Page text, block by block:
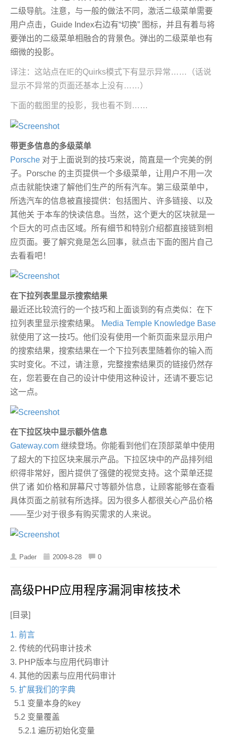
二级导航。注意，与一般的做法不同，激活二级菜单需要
用户点击，Guide Index右边有“切换” 图标，并且有着与将
要弹出的二级菜单相融合的背景色。弹出的二级菜单也有
细微的投影。
译注：这站点在IE的Quirks模式下有显示异常……（话说
显示不异常的页面还基本上没有……）
下面的截图里的投影，我也看不到……
带更多信息的多级菜单
Porsche 对于上面说到的技巧来说，简直是一个完美的例
子。Porsche 的主页提供一个多级菜单，让用户不用一次
点击就能快速了解他们生产的所有汽车。第三级菜单中，
所选汽车的信息被直接提供：包括图片、许多链接、以及
其他关 于本车的快读信息。当然，这个更大的区块就是一
个巨大的可点击区域。所有细节和特别介绍都直接链到相
应页面。要了解究竟是怎么回事，就点击下面的图片自己
去看看吧！
在下拉列表里显示搜索结果
最近还比较流行的一个技巧和上面谈到的有点类似：在下
拉列表里显示搜索结果。
Media Temple Knowledge Base
就使用了这一技巧。他们没有使用一个新页面来显示用户
的搜索结果，搜索结果在一个下拉列表里随着你的输入而
实时变化。不过，请注意，完整搜索结果页的链接仍然存
在，您若要在自己的设计中使用这种设计，还请不要忘记
这一点。
在下拉区块中显示额外信息
Gateway.com 继续登场。你能看到他们在顶部菜单中使用
了超大的下拉区块来展示产品。下拉区块中的产品排列组
织得非常好，图片提供了强健的视觉支持。这个菜单还提
供了诸 如价格和屏幕尺寸等额外信息，让顾客能够在查看
具体页面之前就有所选择。因为很多人都很关心产品价格
——至少对于很多有购买需求的人来说。
Pader 2009-8-28 0
高级PHP应用程序漏洞审核技术
[目录]
1. 前言
2. 传统的代码审计技术
3. PHP版本与应用代码审计
4. 其他的因素与应用代码审计
5. 扩展我们的字典
5.1 变量本身的key
5.2 变量覆盖
5.2.1 遍历初始化变量